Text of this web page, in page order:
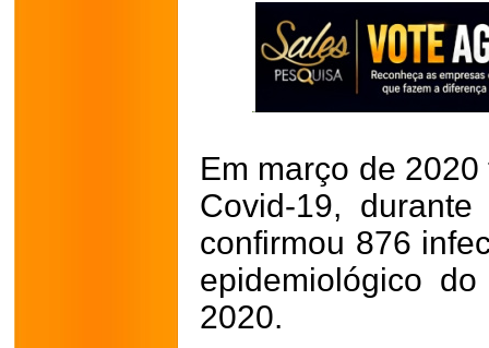
Em março de
Covid-19,
confirmou 876
epidemiológico
2020.